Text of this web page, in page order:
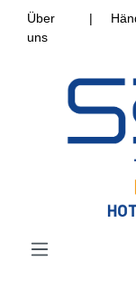
Über
uns
|